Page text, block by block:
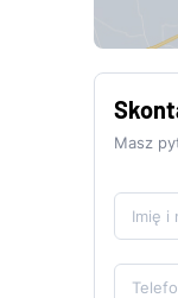
Masz
Imię i